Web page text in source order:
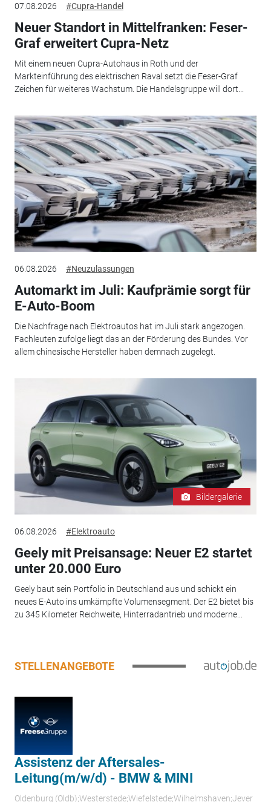
07.08.2026 #Cupra-Handel
Neuer Standort in Mittelfranken: Feser-
Graf erweitert Cupra-Netz
Mit einem neuen Cupra-Autohaus in Roth und der
Markteinführung des elektrischen Raval setzt die Feser-Graf
Zeichen für weiteres Wachstum. Die Handelsgruppe will dort...
06.08.2026 #Neuzulassungen
Automarkt im Juli: Kaufprämie sorgt für
E-Auto-Boom
Die Nachfrage nach Elektroautos hat im Juli stark angezogen.
Fachleuten zufolge liegt das an der Förderung des Bundes. Vor
allem chinesische Hersteller haben demnach zugelegt.
Bildergalerie
06.08.2026 #Elektroauto
Geely mit Preisansage: Neuer E2 startet
unter 20.000 Euro
Geely baut sein Portfolio in Deutschland aus und schickt ein
neues E-Auto ins umkämpfte Volumensegment. Der E2 bietet bis
zu 345 Kilometer Reichweite, Hinterradantrieb und moderne...
STELLENANGEBOTE
Assistenz der Aftersales-
Leitung(m/w/d) - BMW & MINI
Oldenburg (Oldb);Westerstede;Wiefelstede;Wilhelmshaven;Jever